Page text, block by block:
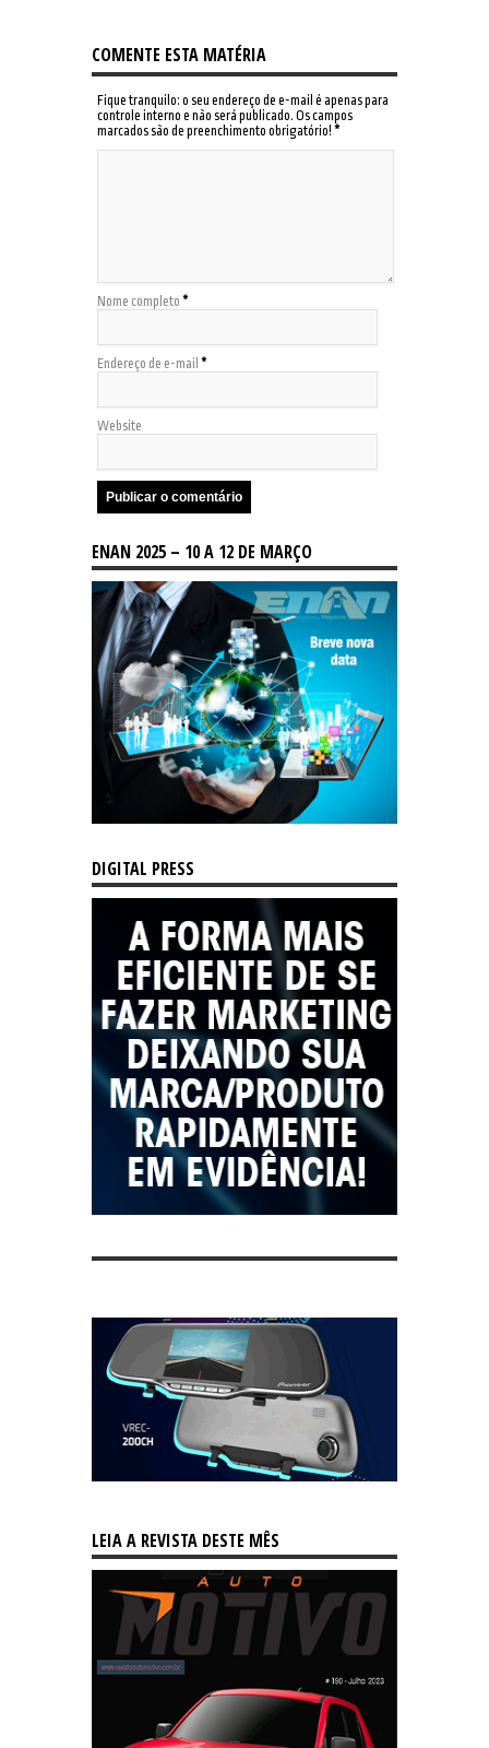
COMENTE ESTA MATÉRIA
Fique tranquilo: o seu endereço de e-mail é apenas para
controle interno e não será publicado. Os campos
marcados são de preenchimento obrigatório! *
Nome completo *
Endereço de e-mail *
Website
ENAN 2025 – 10 A 12 DE MARÇO
DIGITAL PRESS
LEIA A REVISTA DESTE MÊS